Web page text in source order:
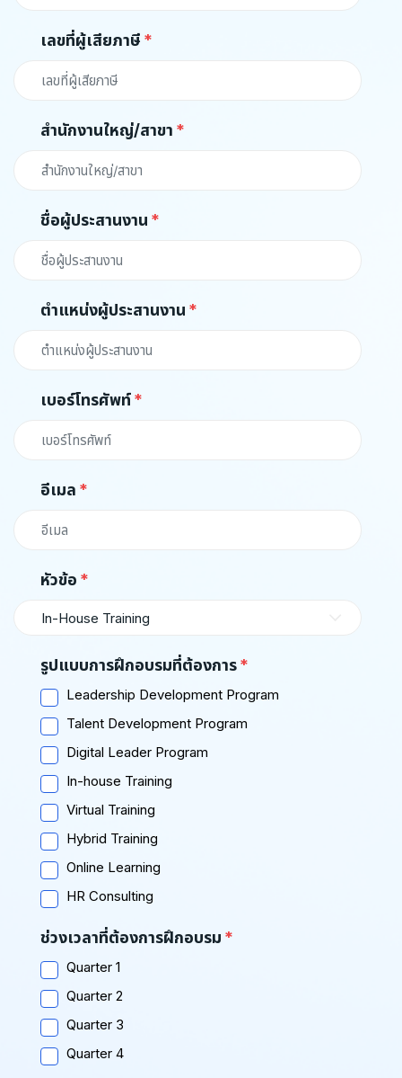
เลขที่ผู้เสียภาษี
สำนักงานใหญ่/สาขา
ชื่อผู้ประสานงาน
ตำแหน่งผู้ประสานงาน
เบอร์โทรศัพท์
อีเมล
หัวข้อ
In-House Training
รูปแบบการฝึกอบรมที่ต้องการ
Leadership Development Program
Talent Development Program
Digital Leader Program
In-house Training
Virtual Training
Hybrid Training
Online Learning
HR Consulting
ช่วงเวลาที่ต้องการฝึกอบรม
Quarter 1
Quarter 2
Quarter 3
Quarter 4